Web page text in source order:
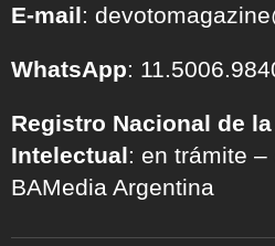
E-mail:
WhatsApp:
Registro Nacional de
Intelectual: en trámite
BAMedia Argentina